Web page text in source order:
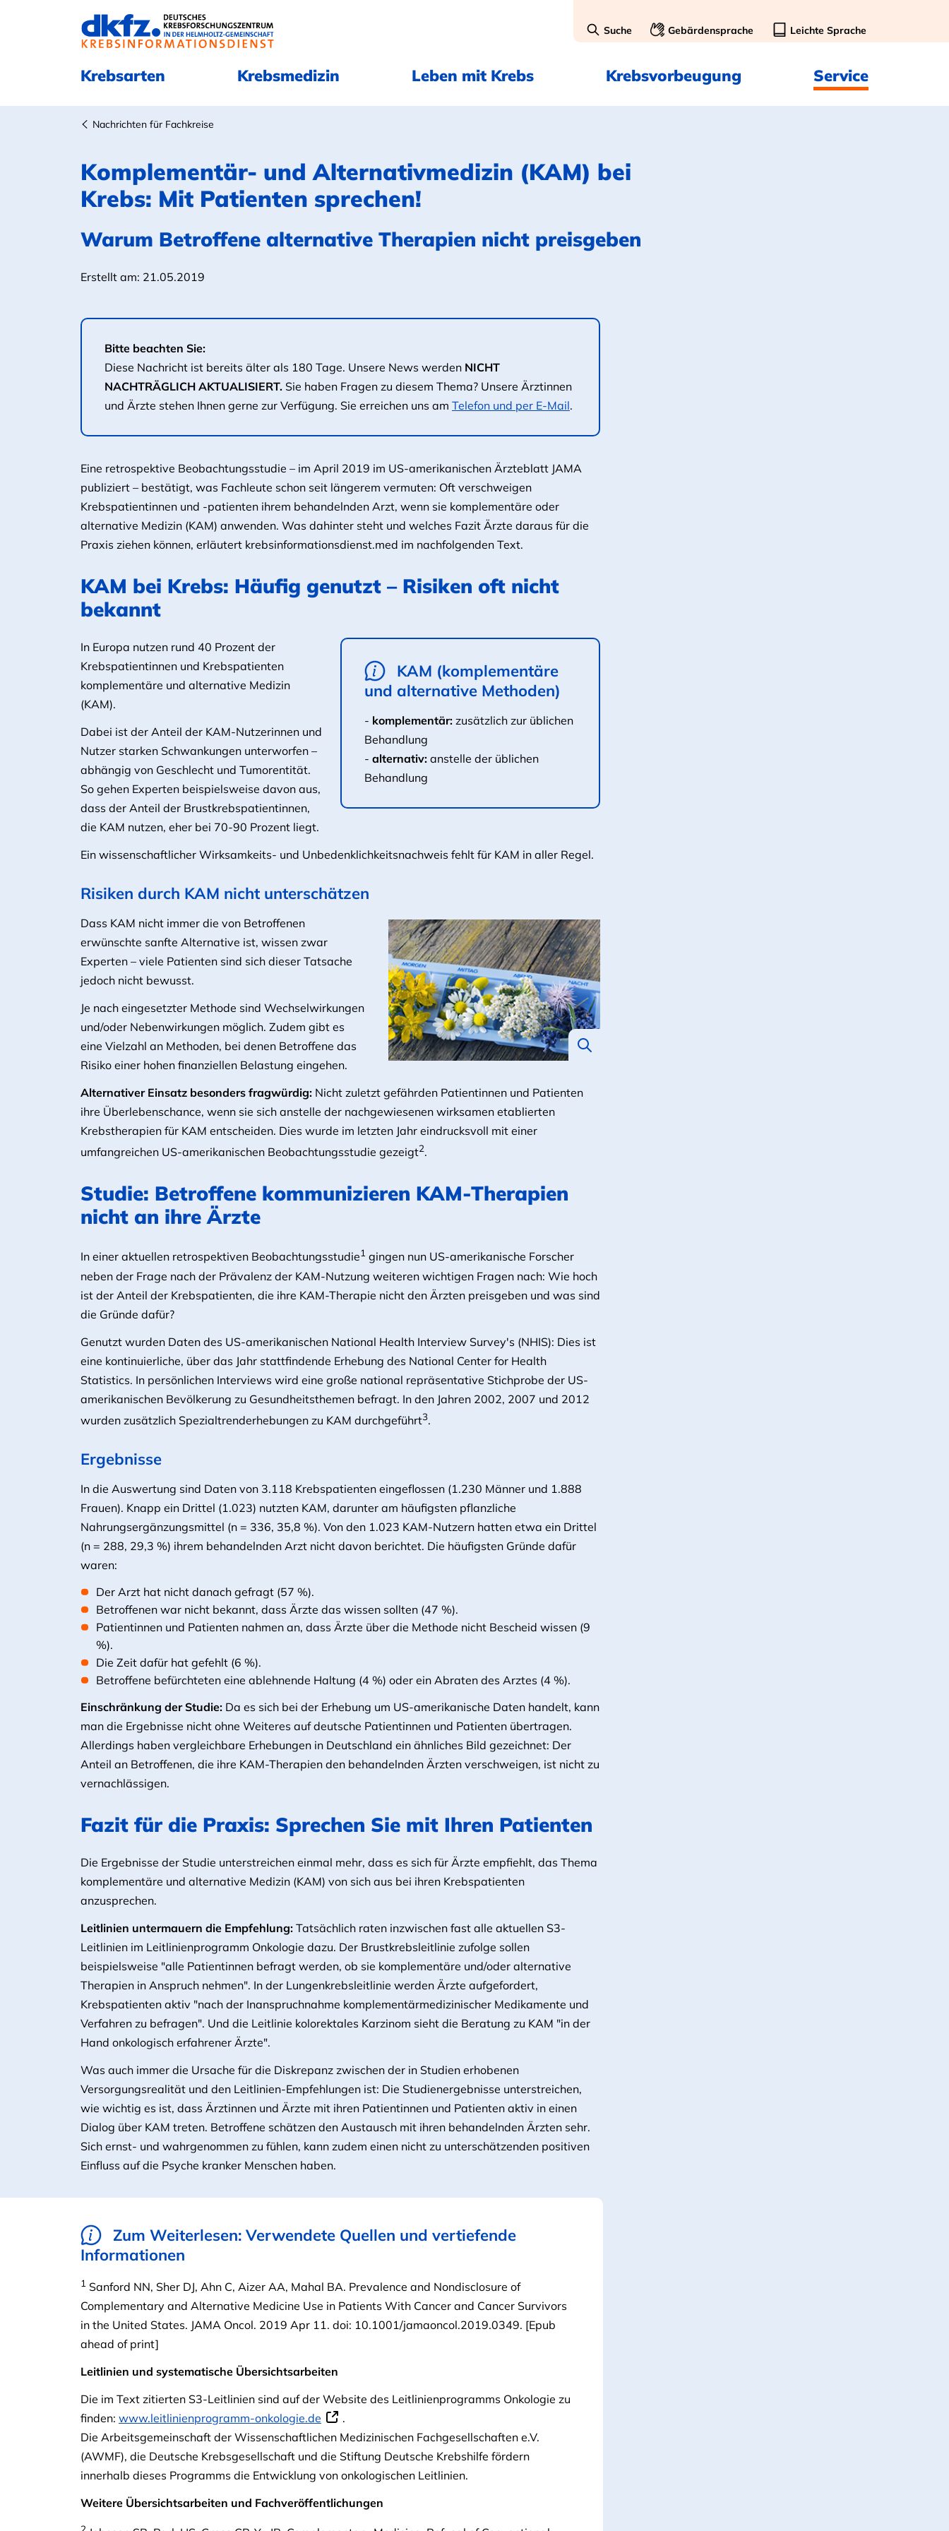
Suche Gebärdensprache Leichte Sprache
Krebsarten Krebsmedizin Leben mit Krebs Krebsvorbeugung Service
Nachrichten für Fachkreise
Komplementär- und Alternativmedizin (KAM) bei
Krebs: Mit Patienten sprechen!
Warum Betroffene alternative Therapien nicht preisgeben
Erstellt am: 21.05.2019
Bitte beachten Sie:
Diese Nachricht ist bereits älter als 180 Tage. Unsere News werden NICHT
NACHTRÄGLICH AKTUALISIERT. Sie haben Fragen zu diesem Thema? Unsere Ärztinnen
und Ärzte stehen Ihnen gerne zur Verfügung. Sie erreichen uns am Telefon und per E-Mail.
Eine retrospektive Beobachtungsstudie – im April 2019 im US-amerikanischen Ärzteblatt JAMA
publiziert – bestätigt, was Fachleute schon seit längerem vermuten: Oft verschweigen
Krebspatientinnen und -patienten ihrem behandelnden Arzt, wenn sie komplementäre oder
alternative Medizin (KAM) anwenden. Was dahinter steht und welches Fazit Ärzte daraus für die
Praxis ziehen können, erläutert krebsinformationsdienst.med im nachfolgenden Text.
KAM bei Krebs: Häufig genutzt – Risiken oft nicht
bekannt
KAM (komplementäre
und alternative Methoden)
- komplementär: zusätzlich zur üblichen
Behandlung
- alternativ: anstelle der üblichen
Behandlung
In Europa nutzen rund 40 Prozent der
Krebspatientinnen und Krebspatienten
komplementäre und alternative Medizin
(KAM).
Dabei ist der Anteil der KAM-Nutzerinnen und
Nutzer starken Schwankungen unterworfen –
abhängig von Geschlecht und Tumorentität.
So gehen Experten beispielsweise davon aus,
dass der Anteil der Brustkrebspatientinnen,
die KAM nutzen, eher bei 70-90 Prozent liegt.
Ein wissenschaftlicher Wirksamkeits- und Unbedenklichkeitsnachweis fehlt für KAM in aller Regel.
Risiken durch KAM nicht unterschätzen
Dass KAM nicht immer die von Betroffenen
erwünschte sanfte Alternative ist, wissen zwar
Experten – viele Patienten sind sich dieser Tatsache
jedoch nicht bewusst.
Je nach eingesetzter Methode sind Wechselwirkungen
und/oder Nebenwirkungen möglich. Zudem gibt es
eine Vielzahl an Methoden, bei denen Betroffene das
Risiko einer hohen finanziellen Belastung eingehen.
Alternativer Einsatz besonders fragwürdig: Nicht zuletzt gefährden Patientinnen und Patienten
ihre Überlebenschance, wenn sie sich anstelle der nachgewiesenen wirksamen etablierten
Krebstherapien für KAM entscheiden. Dies wurde im letzten Jahr eindrucksvoll mit einer
umfangreichen US-amerikanischen Beobachtungsstudie gezeigt2.
Studie: Betroffene kommunizieren KAM-Therapien
nicht an ihre Ärzte
In einer aktuellen retrospektiven Beobachtungsstudie1 gingen nun US-amerikanische Forscher
neben der Frage nach der Prävalenz der KAM-Nutzung weiteren wichtigen Fragen nach: Wie hoch
ist der Anteil der Krebspatienten, die ihre KAM-Therapie nicht den Ärzten preisgeben und was sind
die Gründe dafür?
Genutzt wurden Daten des US-amerikanischen National Health Interview Survey's (NHIS): Dies ist
eine kontinuierliche, über das Jahr stattfindende Erhebung des National Center for Health
Statistics. In persönlichen Interviews wird eine große national repräsentative Stichprobe der US-
amerikanischen Bevölkerung zu Gesundheitsthemen befragt. In den Jahren 2002, 2007 und 2012
wurden zusätzlich Spezialtrenderhebungen zu KAM durchgeführt3.
Ergebnisse
In die Auswertung sind Daten von 3.118 Krebspatienten eingeflossen (1.230 Männer und 1.888
Frauen). Knapp ein Drittel (1.023) nutzten KAM, darunter am häufigsten pflanzliche
Nahrungsergänzungsmittel (n = 336, 35,8 %). Von den 1.023 KAM-Nutzern hatten etwa ein Drittel
(n = 288, 29,3 %) ihrem behandelnden Arzt nicht davon berichtet. Die häufigsten Gründe dafür
waren:
Der Arzt hat nicht danach gefragt (57 %).
Betroffenen war nicht bekannt, dass Ärzte das wissen sollten (47 %).
Patientinnen und Patienten nahmen an, dass Ärzte über die Methode nicht Bescheid wissen (9
%).
Die Zeit dafür hat gefehlt (6 %).
Betroffene befürchteten eine ablehnende Haltung (4 %) oder ein Abraten des Arztes (4 %).
Einschränkung der Studie: Da es sich bei der Erhebung um US-amerikanische Daten handelt, kann
man die Ergebnisse nicht ohne Weiteres auf deutsche Patientinnen und Patienten übertragen.
Allerdings haben vergleichbare Erhebungen in Deutschland ein ähnliches Bild gezeichnet: Der
Anteil an Betroffenen, die ihre KAM-Therapien den behandelnden Ärzten verschweigen, ist nicht zu
vernachlässigen.
Fazit für die Praxis: Sprechen Sie mit Ihren Patienten
Die Ergebnisse der Studie unterstreichen einmal mehr, dass es sich für Ärzte empfiehlt, das Thema
komplementäre und alternative Medizin (KAM) von sich aus bei ihren Krebspatienten
anzusprechen.
Leitlinien untermauern die Empfehlung: Tatsächlich raten inzwischen fast alle aktuellen S3-
Leitlinien im Leitlinienprogramm Onkologie dazu. Der Brustkrebsleitlinie zufolge sollen
beispielsweise "alle Patientinnen befragt werden, ob sie komplementäre und/oder alternative
Therapien in Anspruch nehmen". In der Lungenkrebsleitlinie werden Ärzte aufgefordert,
Krebspatienten aktiv "nach der Inanspruchnahme komplementärmedizinischer Medikamente und
Verfahren zu befragen". Und die Leitlinie kolorektales Karzinom sieht die Beratung zu KAM "in der
Hand onkologisch erfahrener Ärzte".
Was auch immer die Ursache für die Diskrepanz zwischen der in Studien erhobenen
Versorgungsrealität und den Leitlinien-Empfehlungen ist: Die Studienergebnisse unterstreichen,
wie wichtig es ist, dass Ärztinnen und Ärzte mit ihren Patientinnen und Patienten aktiv in einen
Dialog über KAM treten. Betroffene schätzen den Austausch mit ihren behandelnden Ärzten sehr.
Sich ernst- und wahrgenommen zu fühlen, kann zudem einen nicht zu unterschätzenden positiven
Einfluss auf die Psyche kranker Menschen haben.
Zum Weiterlesen: Verwendete Quellen und vertiefende
Informationen
1 Sanford NN, Sher DJ, Ahn C, Aizer AA, Mahal BA. Prevalence and Nondisclosure of
Complementary and Alternative Medicine Use in Patients With Cancer and Cancer Survivors
in the United States. JAMA Oncol. 2019 Apr 11. doi: 10.1001/jamaoncol.2019.0349. [Epub
ahead of print]
Leitlinien und systematische Übersichtsarbeiten
Die im Text zitierten S3-Leitlinien sind auf der Website des Leitlinienprogramms Onkologie zu
finden: www.leitlinienprogramm-onkologie.de
.
Die Arbeitsgemeinschaft der Wissenschaftlichen Medizinischen Fachgesellschaften e.V.
(AWMF), die Deutsche Krebsgesellschaft und die Stiftung Deutsche Krebshilfe fördern
innerhalb dieses Programms die Entwicklung von onkologischen Leitlinien.
Weitere Übersichtsarbeiten und Fachveröffentlichungen